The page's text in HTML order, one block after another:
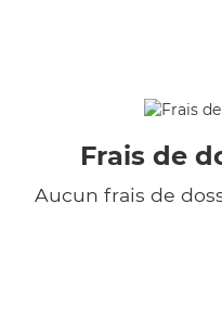
Frais de
Aucun frais de